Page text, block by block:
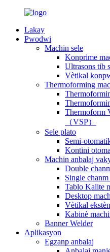
Lakay
Pwodwi
Machin sele
Konprime
Ultrasons tib
Vètikal
Thermoforming
Thermoform
（VSP）
Sele plato
Semi-
Kontini
Machin anbalaj
Double
Single
Tablo Kalite
Desktop
Vètikal
Kabinè
Banner Welder
Aplikasyon
Egzanp anbalaj